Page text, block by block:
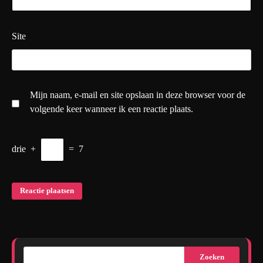
Site
Mijn naam, e-mail en site opslaan in deze browser voor de
volgende keer wanneer ik een reactie plaats.
drie + = 7
Zoeken